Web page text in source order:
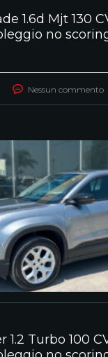
1.6d Mjt 130
no
Nessun commento
1.2 Turbo 100